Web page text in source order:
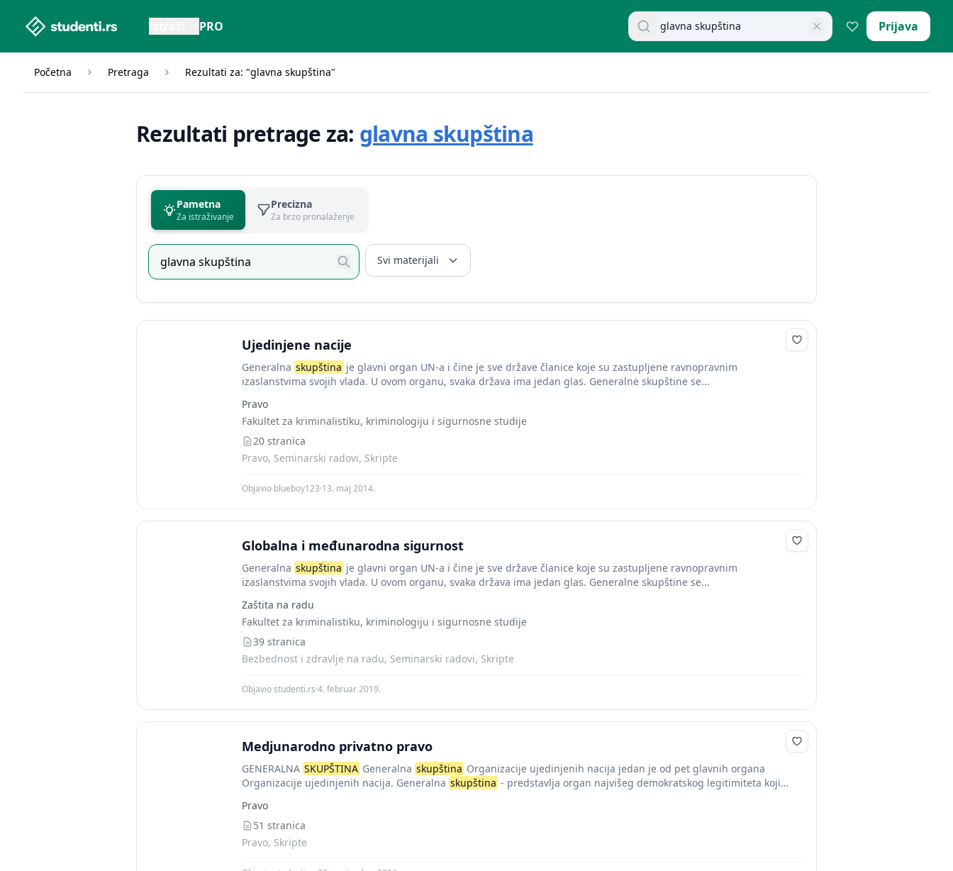
studenti.rs home page PRO Pretraži dokumente Prijava
Početna Pretraga Rezultati za: "glavna skupština"
Rezultati pretrage za: glavna skupština
Pametna
Za istraživanje
Precizna
Za brzo pronalaženje
Svi materijali
Ujedinjene nacije
Generalna skupština je glavni organ UN-a i čine je sve države članice koje su zastupljene ravnopravnim
izaslanstvima svojih vlada. U ovom organu, svaka država ima jedan glas. Generalne skupštine se...
Pravo
Fakultet za kriminalistiku, kriminologiju i sigurnosne studije
20 stranica
Pravo, Seminarski radovi, Skripte
Objavio blueboy123·13. maj 2014.
Globalna i međunarodna sigurnost
Generalna skupština je glavni organ UN-a i čine je sve države članice koje su zastupljene ravnopravnim
izaslanstvima svojih vlada. U ovom organu, svaka država ima jedan glas. Generalne skupštine se...
Zaštita na radu
Fakultet za kriminalistiku, kriminologiju i sigurnosne studije
39 stranica
Bezbednost i zdravlje na radu, Seminarski radovi, Skripte
Objavio studenti.rs·4. februar 2019.
Medjunarodno privatno pravo
GENERALNA SKUPŠTINA Generalna skupština Organizacije ujedinjenih nacija jedan je od pet glavnih organa
Organizacije ujedinjenih nacija. Generalna skupština - predstavlja organ najvišeg demokratskog legitimiteta koji
Pravo
51 stranica
Pravo, Skripte